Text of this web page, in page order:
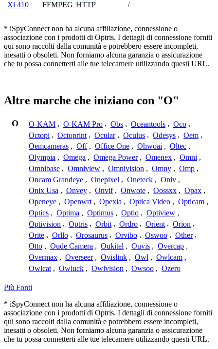
Xi 410 FFMPEG HTTP /
* iSpyConnect non ha alcuna affiliazione, connessione o
associazione con i prodotti di Optris. I dettagli di connessione forniti
qui sono raccolti dalla comunità e potrebbero essere incompleti,
inesatti o obsoleti. Non forniamo alcuna garanzia o assicurazione
che tu possa connetterti alle tue telecamere utilizzando questi URL.
Altre marche che iniziano con "O"
O O-KAM , O-KAM Pro , Obs , Oceantools , Oco ,
Octopi , Octoprint , Ocular , Oculus , Odesys , Oem ,
Oemcameras , Off , Office One , Ohwoai , Oltec ,
Olympia , Omega , Omega Power , Omenex , Omni ,
Omnibase , Omniview , Omnivision , Omny , Omp ,
Oncam Grandeye , Onepixel , Oneteck , Oniv ,
Onix Usa , Onvey , Onvif , Onwote , Oossxx , Opax ,
Openeye , Openwrt , Opexia , Optica Video , Opticam ,
Optics , Optima , Optimus , Optio , Optiview ,
Optivision , Optris , Orbit , Ordro , Orient , Orion ,
Orite , Orllo , Orosaurus , Orvibo , Oswoo , Other ,
Otto , Oude Camera , Oukitel , Ouvis , Overcap ,
Overmax , Overseer , Ovislink , Owl , Owlcam ,
Owlcat , Owluck , Owlvision , Owsoo , Ozero
Più Fonti
* iSpyConnect non ha alcuna affiliazione, connessione o
associazione con i prodotti di Optris. I dettagli di connessione forniti
qui sono raccolti dalla comunità e potrebbero essere incompleti,
inesatti o obsoleti. Non forniamo alcuna garanzia o assicurazione
che tu possa connetterti alle tue telecamere utilizzando questi URL.